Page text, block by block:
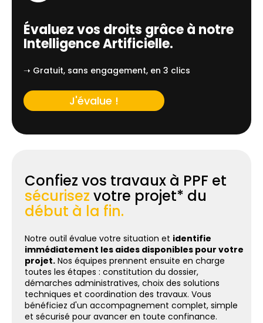
Évaluez vos droits grâce à notre
Intelligence Artificielle.
➝ Gratuit, sans engagement, en 3 clics
J'évalue !
Confiez vos travaux à PPF et
sécurisez votre projet* du
début à la fin.
Notre outil évalue votre situation et identifie
immédiatement les aides disponibles pour votre
projet. Nos équipes prennent ensuite en charge
toutes les étapes : constitution du dossier,
démarches administratives, choix des solutions
techniques et coordination des travaux. Vous
bénéficiez d'un accompagnement complet, simple
et sécurisé pour avancer en toute confinance.